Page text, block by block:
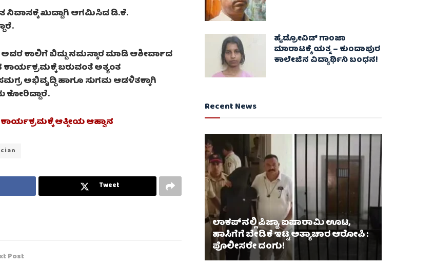
ಖುದ್ದಾಗಿ ಆಗಮಿಸಿದ ಡಿ.ಕೆ.
ಕಾಲಿಗೆ ಬಿದ್ದು ನಮಸ್ಕಾರ ಮಾಡಿ ಆಶೀರ್ವಾದ
ಬರುವಂತೆ ಅತ್ಯಂತ
ಅಭಿವೃದ್ಧಿ ಹಾಗೂ ಸುಗಮ ಆಡಳಿತಕ್ಕಾಗಿ
ಕೋರಿದ್ದಾರೆ.
ಆತ್ಮೀಯ ಆಹ್ವಾನ
Tweet
Post
ಹೈಡ್ರೋವಿಡ್ ಗಾಂಜಾ
ಮಾರಾಟಕ್ಕೆ ಯತ್ನ – ಕುಂದಾಪುರ
ಕಾಲೇಜಿನ ವಿದ್ಯಾರ್ಥಿನಿ ಬಂಧನ!
Recent News
ಲಾಕಪ್‌ನಲ್ಲಿ ಪಿಜ್ಜಾ, ಐಷಾರಾಮಿ ಊಟ,
ಹಾಸಿಗೆಗೆ ಬೇಡಿಕೆ ಇಟ್ಟ ಅತ್ಯಾಚಾರ ಆರೋಪಿ :
ಪೊಲೀಸರೇ ದಂಗು!